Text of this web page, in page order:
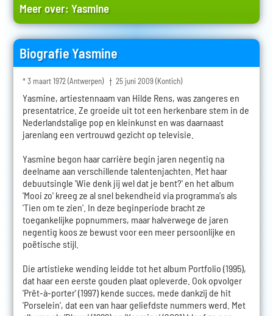
Meer over:Yasmine
Biografie Yasmine
* 3 maart 1972 (Antwerpen) † 25 juni 2009 (Kontich)
Yasmine, artiestennaam van Hilde Rens, was zangeres en
presentatrice. Ze groeide uit tot een herkenbare stem in de
Nederlandstalige pop en kleinkunst en was daarnaast
jarenlang een vertrouwd gezicht op televisie.
Yasmine begon haar carrière begin jaren negentig na
deelname aan verschillende talentenjachten. Met haar
debuutsingle 'Wie denk jij wel dat je bent?' en het album
'Mooi zo' kreeg ze al snel bekendheid via programma's als
'Tien om te zien'. In deze beginperiode bracht ze
toegankelijke popnummers, maar halverwege de jaren
negentig koos ze bewust voor een meer persoonlijke en
poëtische stijl.
Die artistieke wending leidde tot het album Portfolio (1995),
dat haar een eerste gouden plaat opleverde. Ook opvolger
'Prêt-à-porter' (1997) kende succes, mede dankzij de hit
'Porselein', dat een van haar geliefdste nummers werd. Met